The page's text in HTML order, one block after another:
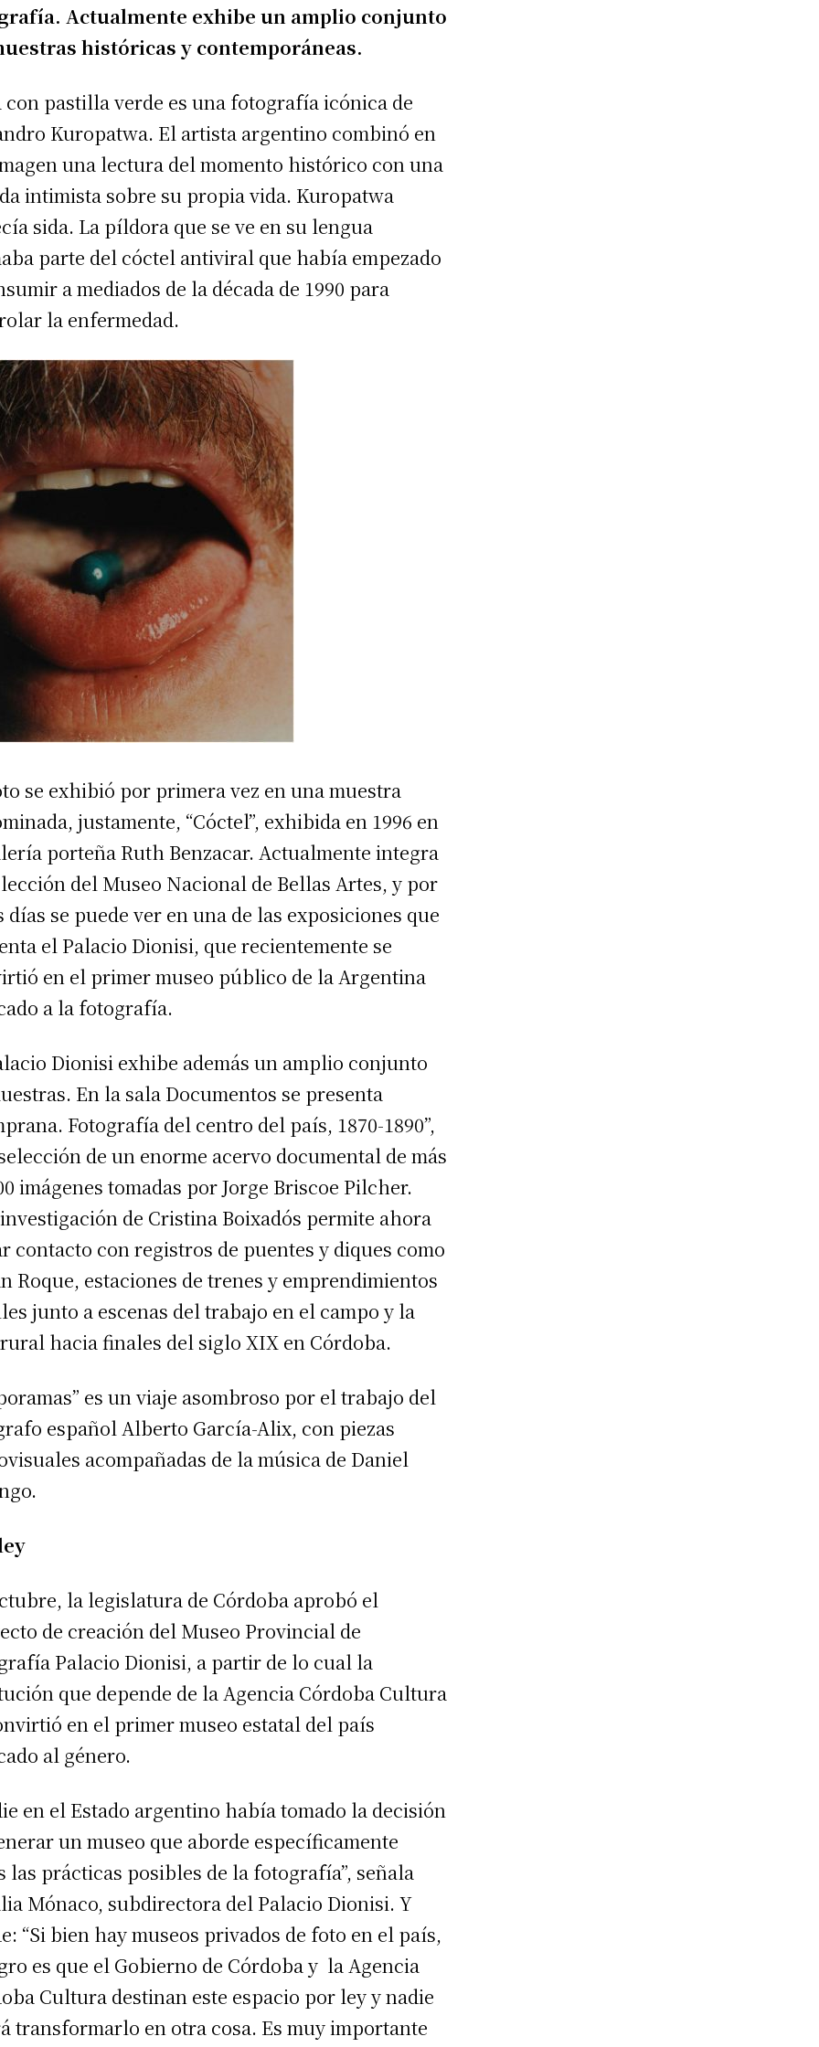
Actualmente exhibe un amplio conjunto
históricas y contemporáneas.
con pastilla verde es una fotografía icónica de
Kuropatwa. El artista argentino combinó en
una lectura del momento histórico con una
intimista sobre su propia vida. Kuropatwa
sida. La píldora que se ve en su lengua
parte del cóctel antiviral que había empezado
a mediados de la década de 1990 para
la enfermedad.
se exhibió por primera vez en una muestra
justamente, “Cóctel”, exhibida en 1996 en
porteña Ruth Benzacar. Actualmente integra
del Museo Nacional de Bellas Artes, y por
días se puede ver en una de las exposiciones que
el Palacio Dionisi, que recientemente se
en el primer museo público de la Argentina
a la fotografía.
Dionisi exhibe además un amplio conjunto
En la sala Documentos se presenta
Fotografía del centro del país, 1870-1890”,
de un enorme acervo documental de más
imágenes tomadas por Jorge Briscoe Pilcher.
de Cristina Boixadós permite ahora
contacto con registros de puentes y diques como
Roque, estaciones de trenes y emprendimientos
junto a escenas del trabajo en el campo y la
hacia finales del siglo XIX en Córdoba.
es un viaje asombroso por el trabajo del
español Alberto García-Alix, con piezas
acompañadas de la música de Daniel
la legislatura de Córdoba aprobó el
de creación del Museo Provincial de
Palacio Dionisi, a partir de lo cual la
que depende de la Agencia Córdoba Cultura
en el primer museo estatal del país
al género.
en el Estado argentino había tomado la decisión
un museo que aborde específicamente
las prácticas posibles de la fotografía”, señala
Mónaco, subdirectora del Palacio Dionisi. Y
“Si bien hay museos privados de foto en el país,
es que el Gobierno de Córdoba y la Agencia
Cultura destinan este espacio por ley y nadie
transformarlo en otra cosa. Es muy importante